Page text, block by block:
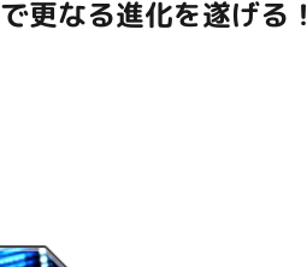
で更なる進化を遂げる！